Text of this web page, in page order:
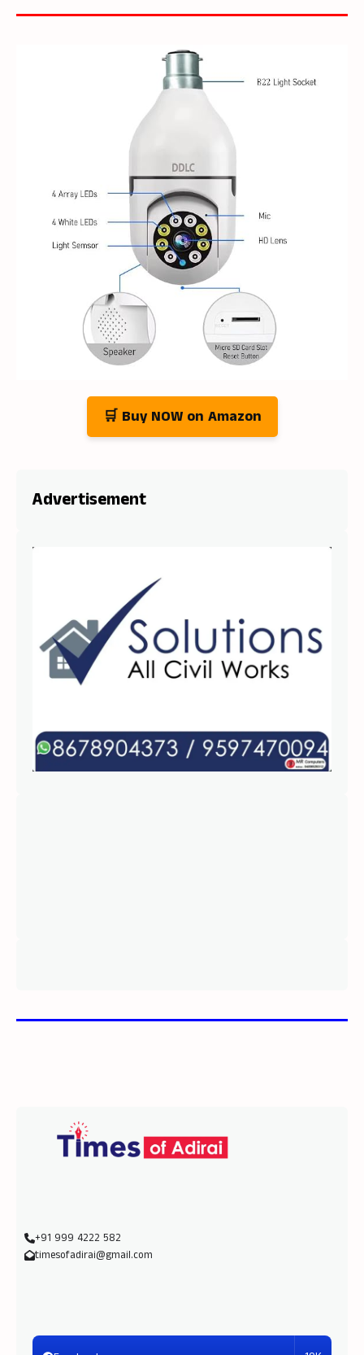
🛒 Buy NOW on Amazon
Advertisement
+91 999 4222 582
timesofadirai@gmail.com